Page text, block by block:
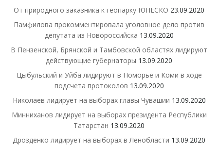
От природного заказника к геопарку ЮНЕСКО 23.09.2020
Памфилова прокомментировала уголовное дело против
депутата из Новороссийска 13.09.2020
В Пензенской, Брянской и Тамбовской областях лидируют
действующие губернаторы 13.09.2020
Цыбульский и Уйба лидируют в Поморье и Коми в ходе
подсчета протоколов 13.09.2020
Николаев лидирует на выборах главы Чувашии 13.09.2020
Минниханов лидирует на выборах президента Республики
Татарстан 13.09.2020
Дрозденко лидирует на выборах в Ленобласти 13.09.2020